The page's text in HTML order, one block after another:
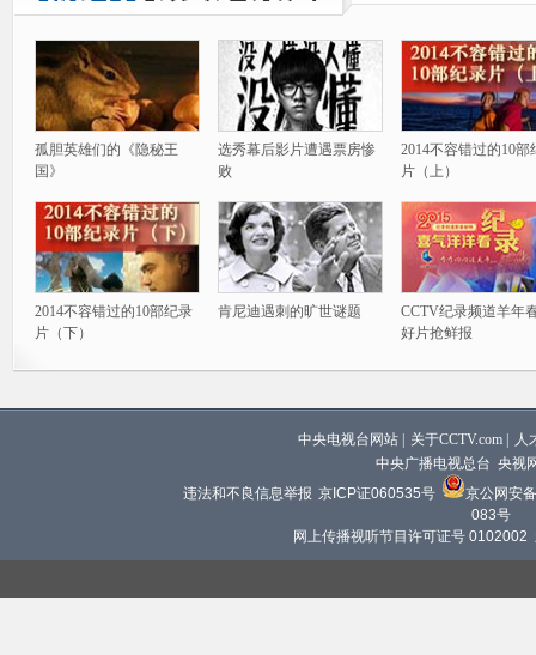
孤胆英雄们的《隐秘王
国》
选秀幕后影片遭遇票房惨
败
2014不容错过的10部
片（上）
2014不容错过的10部纪录
片（下）
肯尼迪遇刺的旷世谜题
CCTV纪录频道羊年
好片抢鲜报
中央电视台网站 关于CCTV.com
人
中央广播电视总台 央视
违法和不良信息举报 京ICP证060535号
京公网安
083号
网上传播视听节目许可证号